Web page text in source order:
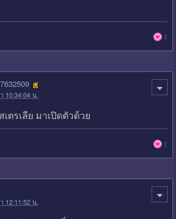
1
10:34:04 น.
ตรเลีย มาเปิดตัวด้วย
1
12:11:52 น.